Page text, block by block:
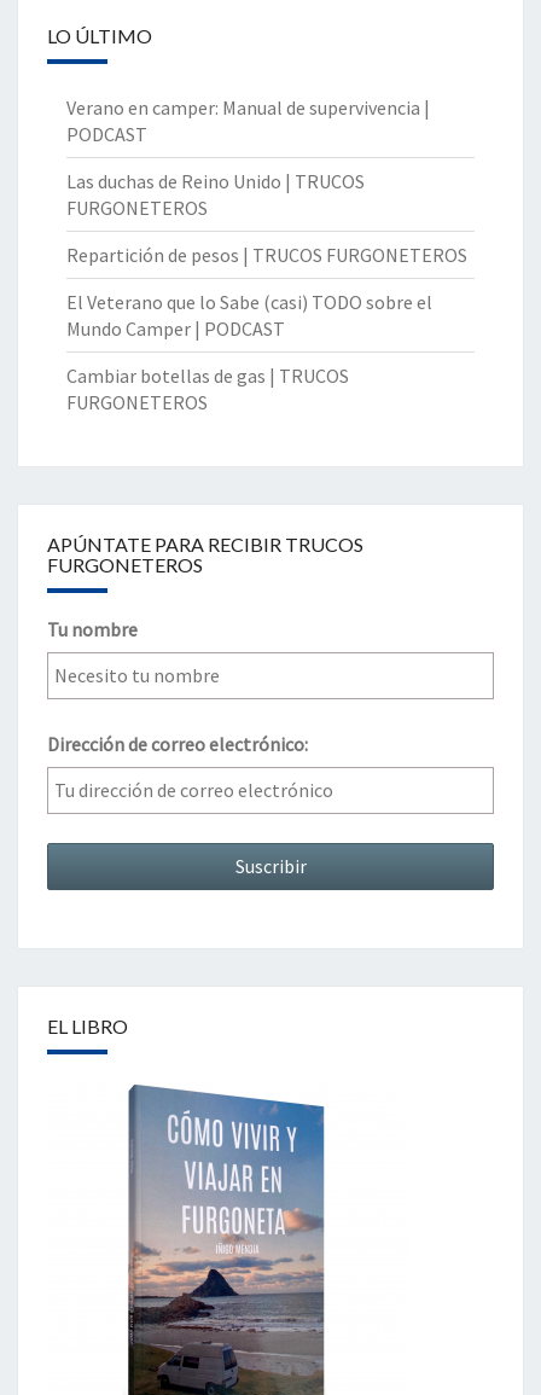
LO ÚLTIMO
Verano en camper: Manual de supervivencia |
PODCAST
Las duchas de Reino Unido | TRUCOS
FURGONETEROS
Repartición de pesos | TRUCOS FURGONETEROS
El Veterano que lo Sabe (casi) TODO sobre el
Mundo Camper | PODCAST
Cambiar botellas de gas | TRUCOS
FURGONETEROS
APÚNTATE PARA RECIBIR TRUCOS
FURGONETEROS
Tu nombre
Dirección de correo electrónico:
EL LIBRO